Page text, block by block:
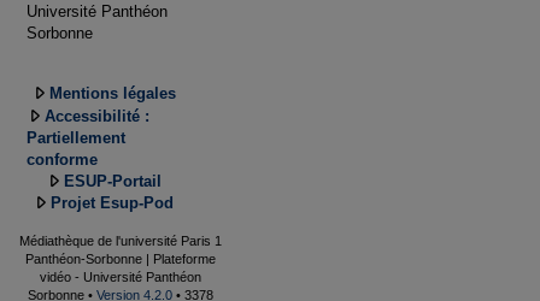
Université Panthéon
Sorbonne
Mentions légales
Accessibilité :
Partiellement
conforme
ESUP-Portail
Projet Esup-Pod
Médiathèque de l'université Paris 1
Panthéon-Sorbonne | Plateforme
vidéo - Université Panthéon
Sorbonne • Version 4.2.0 • 3378